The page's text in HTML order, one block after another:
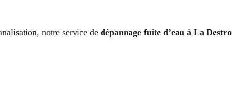
notre service de dépannage fuite d’eau à La